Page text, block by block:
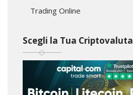
Trading Online
Scegli la Tua Criptovaluta